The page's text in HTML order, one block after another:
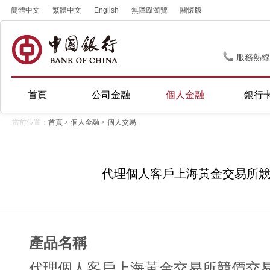
簡體中文 繁體中文 English 無障礙瀏覽 關懷版
服務熱
首頁 公司金融 個人金融 銀行
當前位置： 首頁 > 個人金融 > 個人交易
代理個人客戶上海黃金交易所
產品名稱